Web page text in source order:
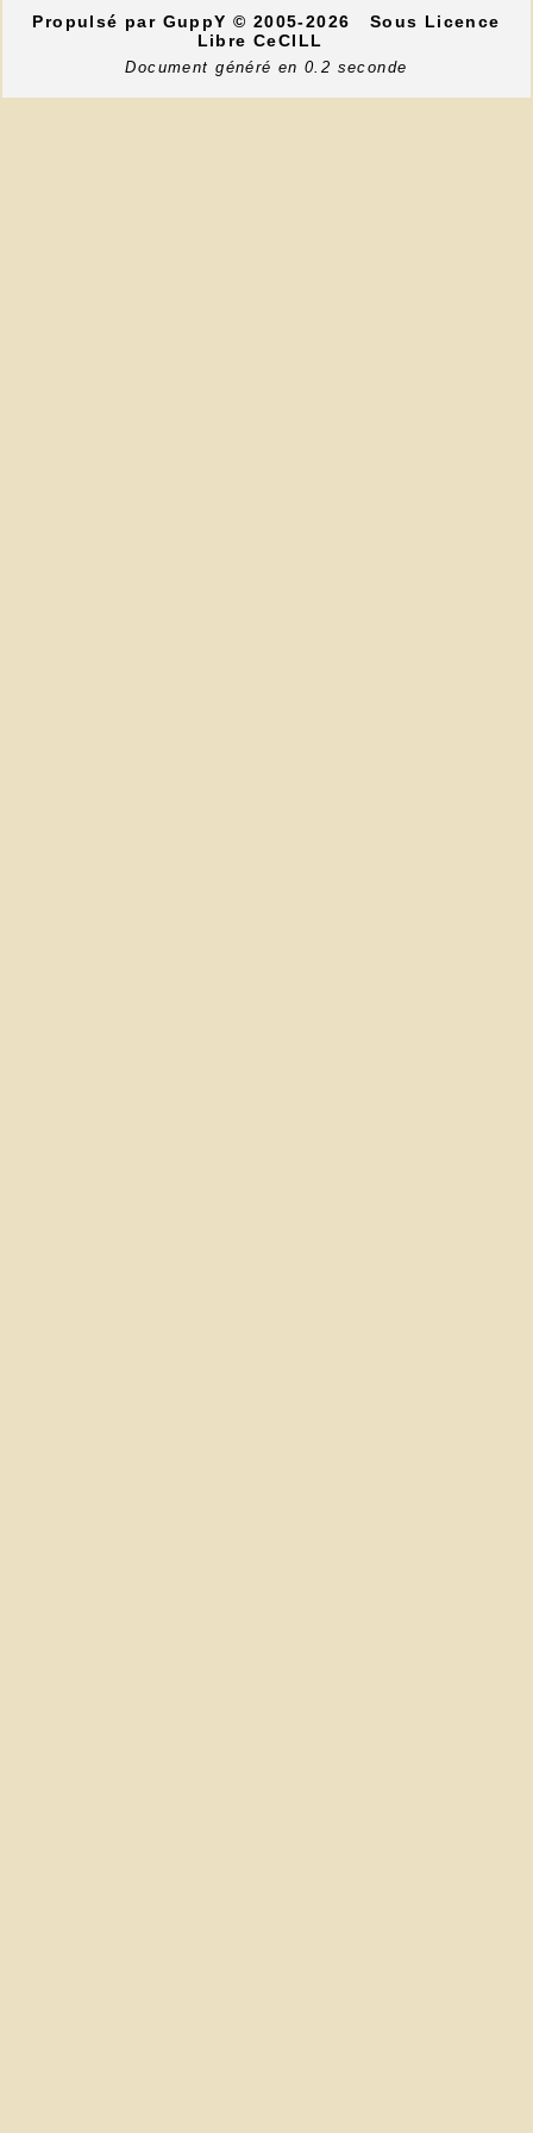
Propulsé par GuppY© 2005-2026
Sous Licence
Libre CeCILL
Document généré en 0.2 seconde